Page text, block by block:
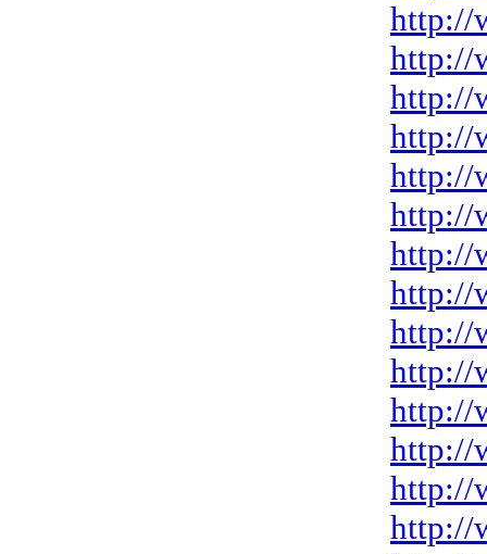
http://
http://
http://
http://
http://
http://
http://
http://
http://
http://
http://
http://
http://
http://